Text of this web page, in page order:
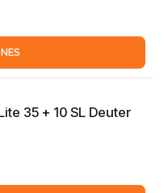
35 + 10 SL Deuter